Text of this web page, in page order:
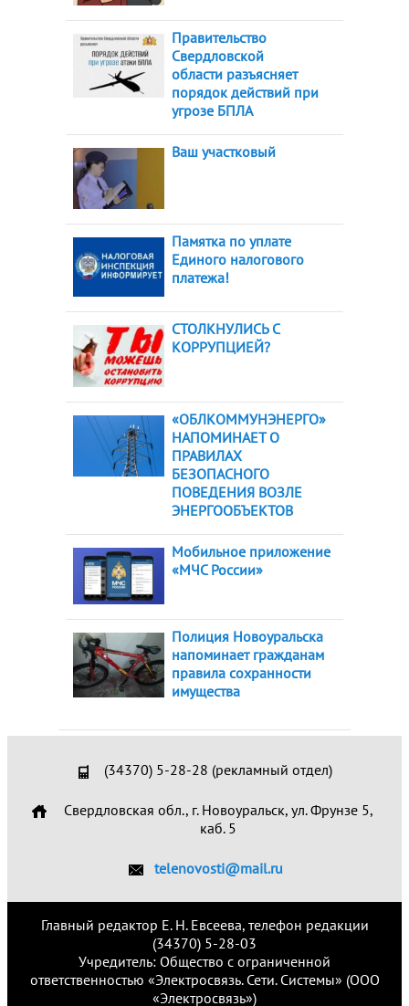
Правительство
Свердловской
области разъясняет
порядок действий при
угрозе БПЛА
Ваш участковый
Памятка по уплате
Единого налогового
платежа!
СТОЛКНУЛИСЬ С
КОРРУПЦИЕЙ?
«ОБЛКОММУНЭНЕРГО»
НАПОМИНАЕТ О
ПРАВИЛАХ
БЕЗОПАСНОГО
ПОВЕДЕНИЯ ВОЗЛЕ
ЭНЕРГООБЪЕКТОВ
Мобильное приложение
«МЧС России»
Полиция Новоуральска
напоминает гражданам
правила сохранности
имущества
(34370) 5-28-28 (рекламный отдел)
Свердловская обл., г. Новоуральск, ул. Фрунзе 5,
каб. 5
telenovosti@mail.ru
Главный редактор Е. Н. Евсеева, телефон редакции
(34370) 5-28-03
Учредитель: Общество с ограниченной
ответственностью «Электросвязь. Сети. Системы» (ООО
«Электросвязь»)